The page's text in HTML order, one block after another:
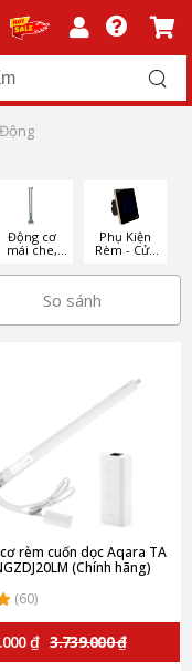
Động cơ
mái che,
Phụ Kiện
Rèm - Cửa
So sánh
rèm cuốn dọc Aqara TA
(Chính hãng)
(60)
₫ 3.739.000 ₫